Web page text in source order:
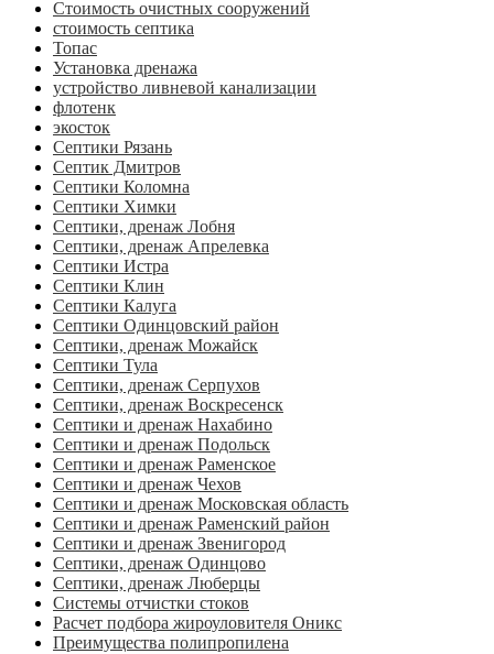
Стоимость очистных сооружений
стоимость септика
Топас
Установка дренажа
устройство ливневой канализации
флотенк
экосток
Септики Рязань
Септик Дмитров
Септики Коломна
Септики Химки
Септики, дренаж Лобня
Септики, дренаж Апрелевка
Септики Истра
Септики Клин
Септики Калуга
Септики Одинцовский район
Септики, дренаж Можайск
Септики Тула
Септики, дренаж Серпухов
Септики, дренаж Воскресенск
Септики и дренаж Нахабино
Септики и дренаж Подольск
Септики и дренаж Раменское
Септики и дренаж Чехов
Септики и дренаж Московская область
Септики и дренаж Раменский район
Септики и дренаж Звенигород
Септики, дренаж Одинцово
Септики, дренаж Люберцы
Системы отчистки стоков
Расчет подбора жироуловителя Оникс
Преимущества полипропилена